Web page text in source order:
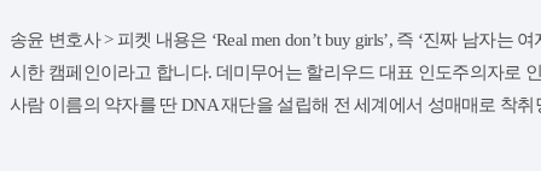
송윤 변호사 > 피켓 내용은 ‘Real men don’t buy girls’, 즉 ‘진짜 남자
시한 캠페인이라고 합니다. 데미무어는 할리우드 대표 인도주의자로
사람 이름의 약자를 딴 DNA 재단을 설립해 전 세계에서 성매매로 착